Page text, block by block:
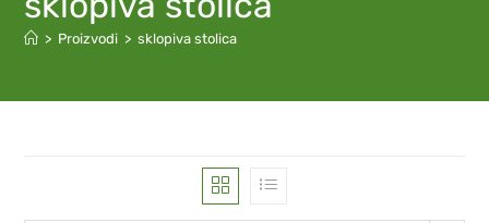
> Proizvodi > sklopiva stolica